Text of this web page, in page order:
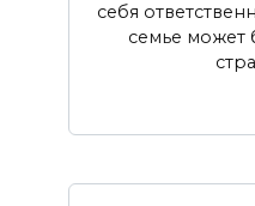
себя
семье может